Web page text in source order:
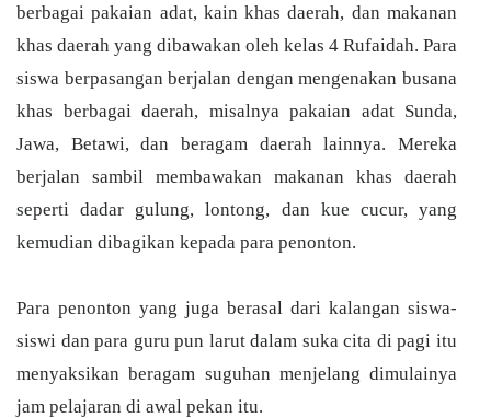
berbagai pakaian adat, kain khas daerah, dan makanan
khas daerah yang dibawakan oleh kelas 4 Rufaidah. Para
siswa berpasangan berjalan dengan mengenakan busana
khas berbagai daerah, misalnya pakaian adat Sunda,
Jawa, Betawi, dan beragam daerah lainnya. Mereka
berjalan sambil membawakan makanan khas daerah
seperti dadar gulung, lontong, dan kue cucur, yang
kemudian dibagikan kepada para penonton.
Para penonton yang juga berasal dari kalangan siswa-
siswi dan para guru pun larut dalam suka cita di pagi itu
menyaksikan beragam suguhan menjelang dimulainya
jam pelajaran di awal pekan itu.